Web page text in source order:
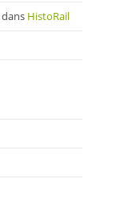
dans HistoRail